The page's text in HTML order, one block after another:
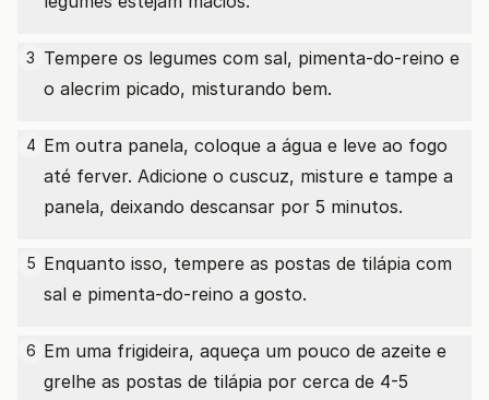
3 Tempere os legumes com sal, pimenta-do-reino e
o alecrim picado, misturando bem.
4 Em outra panela, coloque a água e leve ao fogo
até ferver. Adicione o cuscuz, misture e tampe a
panela, deixando descansar por 5 minutos.
5 Enquanto isso, tempere as postas de tilápia com
sal e pimenta-do-reino a gosto.
6 Em uma frigideira, aqueça um pouco de azeite e
grelhe as postas de tilápia por cerca de 4-5